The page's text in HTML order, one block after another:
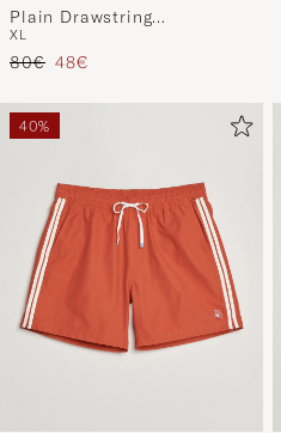
Plain Drawstring
Swimshorts Navy
XL
Regulärer Preis
80€ Reduzierter Preis
48€
40%